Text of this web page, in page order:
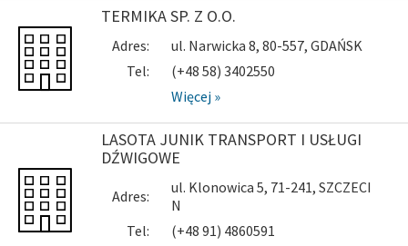
TERMIKA SP. Z O.O.
Adres:
ul. Narwicka 8, 80-557, GDAŃSK
Tel:
(+48 58) 3402550
Więcej »
LASOTA JUNIK TRANSPORT I USŁUGI
DŹWIGOWE
Adres:
ul. Klonowica 5, 71-241, SZCZECI
N
Tel:
(+48 91) 4860591